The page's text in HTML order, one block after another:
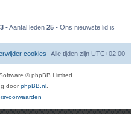
• Aantal leden 25 • Ons nieuwste lid is
Alle tijden zijn UTC+02:00
cookies
© phpBB Limited
doorphpBB.nl